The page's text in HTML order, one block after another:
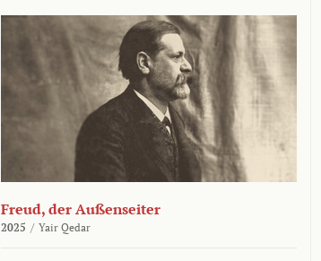
Freud, der Außenseiter
2025 / Yair Qedar